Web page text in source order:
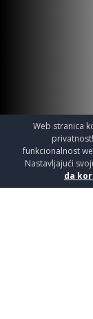
Web stranica
funkcionalnost
Nastavljajući
da